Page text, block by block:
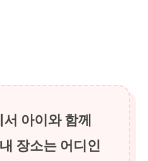
아이와 함께
장소는 어디인